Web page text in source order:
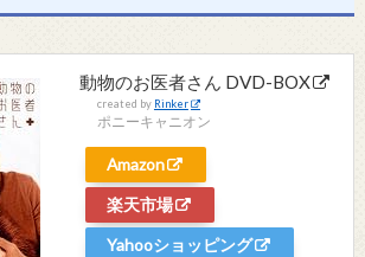
動物のお医者さん DVD-BOX
created by Rinker
ポニーキャニオン
Amazon
楽天市場
Yahooショッピング